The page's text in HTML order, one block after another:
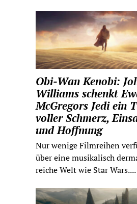
Obi-Wan Kenobi:
Williams schenkt
McGregors Jedi ein
voller Schmerz,
und Hoffnung
Nur wenige Filmreihen
über eine musikalisch
reiche Welt wie Star Wars....